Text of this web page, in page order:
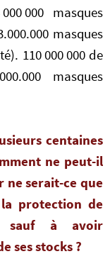
000 masques
masques
110 000 000 de
masques
centaines
ne peut-il
ne serait-ce que
protection de
sauf à avoir
ses stocks ?